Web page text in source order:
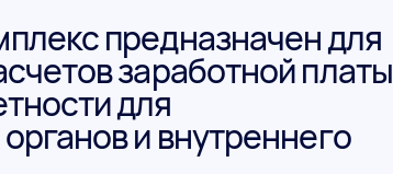
предназначен для
заработной платы
для
и внутреннего